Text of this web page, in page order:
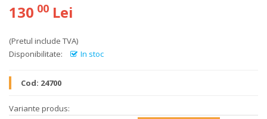
130 00 Lei
(Pretul include TVA)
Disponibilitate:
In stoc
Cod: 24700
Variante produs: